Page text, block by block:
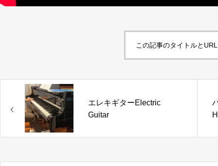
この記事のタイトルと
エレキギターElectric
Guitar